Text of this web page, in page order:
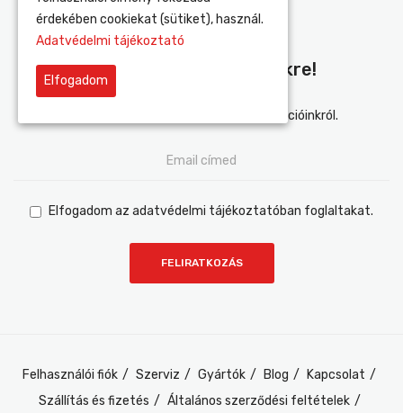
Kapcsolat
Iratkozz Fel Hírlevelünkre!
Értesülj elsőként újdonságainkról és akcióinkról.
Elfogadom az adatvédelmi tájékoztatóban foglaltakat.
Felhasználói fiók Szerviz Gyártók Blog
Kapcsolat
Szállítás és fizetés
Általános szerződési feltételek
érdekében cookiekat (sütiket), használ.
Adatvédelmi tájékoztató
Elfogadom